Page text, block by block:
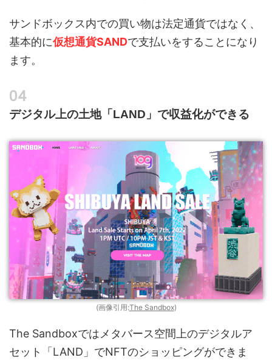
サンドボックス内での買い物は法定通貨ではなく、
基本的に仮想通貨SANDで支払いをすることになり
ます。
デジタル上の土地「LAND」で収益化ができる
(画像引用:The Sandbox)
The Sandboxではメタバース空間上のデジタルア
セット「LAND」でNFTのショッピングができま